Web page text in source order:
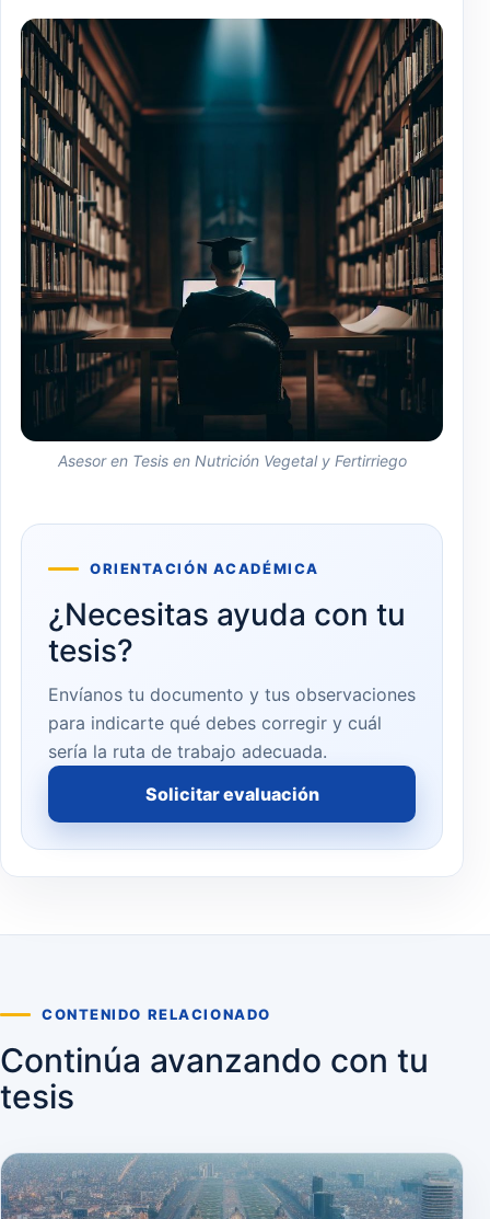
Asesor en Tesis en Nutrición Vegetal y Fertirriego
ORIENTACIÓN ACADÉMICA
¿Necesitas ayuda con tu
tesis?
Envíanos tu documento y tus observaciones
para indicarte qué debes corregir y cuál
sería la ruta de trabajo adecuada.
Solicitar evaluación
CONTENIDO RELACIONADO
Continúa avanzando con tu
tesis